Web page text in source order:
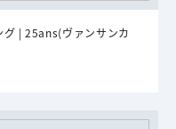
グ | 25ans(ヴァンサンカ